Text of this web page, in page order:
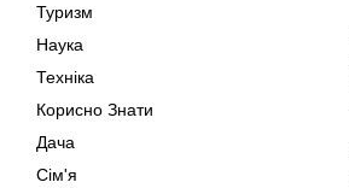
Туризм
Наука
Техніка
Корисно Знати
Дача
Сім'я